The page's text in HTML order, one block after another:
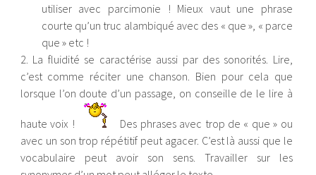
utiliser avec parcimonie ! Mieux vaut une phrase
courte qu’un truc alambiqué avec des « que », « parce
que » etc !
2. La fluidité se caractérise aussi par des sonorités. Lire,
c’est comme réciter une chanson. Bien pour cela que
lorsque l’on doute d’un passage, on conseille de le lire à
haute voix !
Des phrases avec trop de « que » ou
avec un son trop répétitif peut agacer. C’est là aussi que le
vocabulaire peut avoir son sens. Travailler sur les